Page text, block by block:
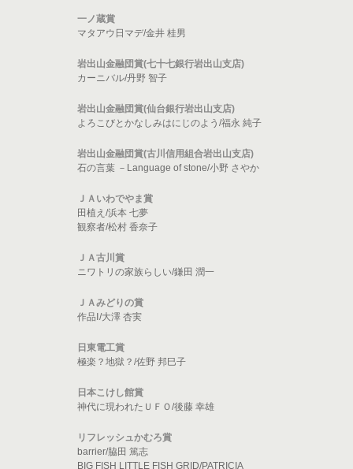
一ノ蔵賞
マタアウ日マデ/金井 桂男
岩出山金融団賞(七十七銀行岩出山支店)
カーニバル/丹野 智子
岩出山金融団賞(仙台銀行岩出山支店)
よろこびとかなしみはにじのよう/福永 純子
岩出山金融団賞(古川信用組合岩出山支店)
石の言葉 －Language of stone/小野 さやか
ＪＡいわでやま賞
田植え/浜本 七夢
観察者/松村 香奈子
ＪＡ古川賞
ニワトリの家族らしい/鎌田 潤一
ＪＡみどりの賞
作品Ⅰ/大澤 杏実
日東電工賞
極楽？地獄？/佐野 邦巳子
日本こけし館賞
神代に現われたＵＦＯ/後藤 幸雄
リフレッシュかむろ賞
barrier/脇田 篤志
BIG FISH LITTLE FISH GRID/PATRICIA